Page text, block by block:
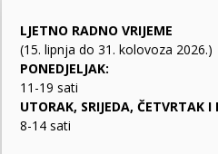
LJETNO RADNO VRIJEME
(15. lipnja do 31. kolovoza 2026.)
PONEDJELJAK:
11-19 sati
UTORAK, SRIJEDA, ČETVRTAK I
8-14 sati